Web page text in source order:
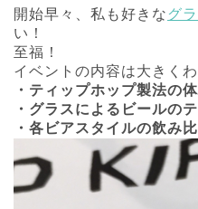
開始早々、私も好きな グ
い！
至福！
イベントの内容は大きくわ
・ティップホップ製法の
・グラスによるビールの
・各ビアスタイルの飲み